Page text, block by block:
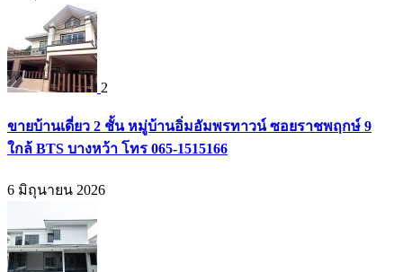
2
ขายบ้านเดี่ยว 2 ชั้น หมู่บ้านอิ่มอัมพรทาวน์ ซอยราชพฤกษ์ 9
ใกล้ BTS บางหว้า โทร 065-1515166
6 มิถุนายน 2026